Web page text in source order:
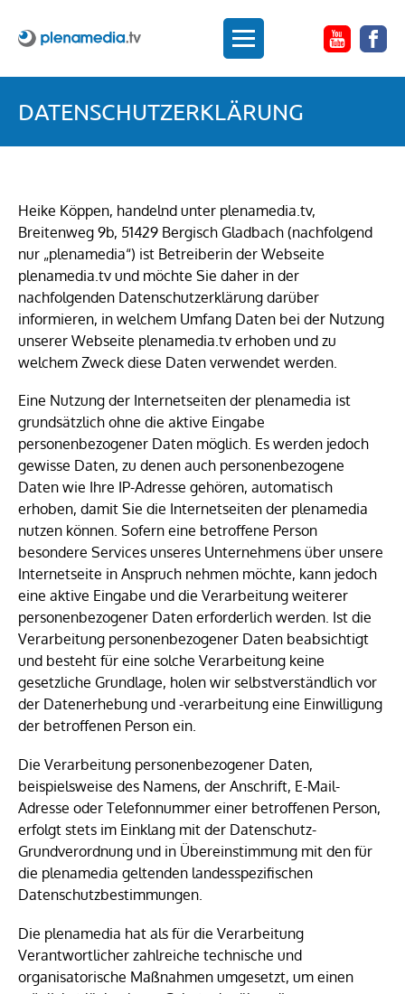
DATENSCHUTZERKLÄRUNG
Heike Köppen, handelnd unter plenamedia.tv,
Breitenweg 9b, 51429 Bergisch Gladbach (nachfolgend
nur „plenamedia“) ist Betreiberin der Webseite
plenamedia.tv und möchte Sie daher in der
nachfolgenden Datenschutzerklärung darüber
informieren, in welchem Umfang Daten bei der Nutzung
unserer Webseite plenamedia.tv erhoben und zu
welchem Zweck diese Daten verwendet werden.
Eine Nutzung der Internetseiten der plenamedia ist
grundsätzlich ohne die aktive Eingabe
personenbezogener Daten möglich. Es werden jedoch
gewisse Daten, zu denen auch personenbezogene
Daten wie Ihre IP-Adresse gehören, automatisch
erhoben, damit Sie die Internetseiten der plenamedia
nutzen können. Sofern eine betroffene Person
besondere Services unseres Unternehmens über unsere
Internetseite in Anspruch nehmen möchte, kann jedoch
eine aktive Eingabe und die Verarbeitung weiterer
personenbezogener Daten erforderlich werden. Ist die
Verarbeitung personenbezogener Daten beabsichtigt
und besteht für eine solche Verarbeitung keine
gesetzliche Grundlage, holen wir selbstverständlich vor
der Datenerhebung und -verarbeitung eine Einwilligung
der betroffenen Person ein.
Die Verarbeitung personenbezogener Daten,
beispielsweise des Namens, der Anschrift, E-Mail-
Adresse oder Telefonnummer einer betroffenen Person,
erfolgt stets im Einklang mit der Datenschutz-
Grundverordnung und in Übereinstimmung mit den für
die plenamedia geltenden landesspezifischen
Datenschutzbestimmungen.
Die plenamedia hat als für die Verarbeitung
Verantwortlicher zahlreiche technische und
organisatorische Maßnahmen umgesetzt, um einen